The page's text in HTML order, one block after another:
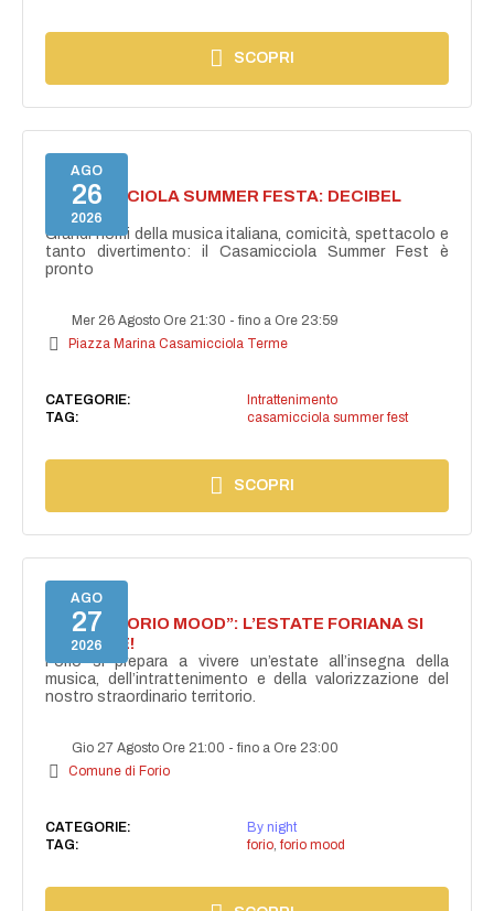
SCOPRI
AGO
26
2026
CASAMICCIOLA SUMMER FESTA: DECIBEL
BELLINI
Grandi nomi della musica italiana, comicità, spettacolo e
tanto divertimento: il Casamicciola Summer Fest è
pronto
Mer 26 Agosto Ore 21:30 -fino a Ore 23:59
Piazza Marina Casamicciola Terme
CATEGORIE:
Intrattenimento
TAG:
casamicciola summer fest
SCOPRI
AGO
27
2026
NASCE “FORIO MOOD”: L’ESTATE FORIANA SI
ACCENDE!
Forio si prepara a vivere un’estate all’insegna della
musica, dell’intrattenimento e della valorizzazione del
nostro straordinario territorio.
Gio 27 Agosto Ore 21:00 -fino a Ore 23:00
Comune di Forio
CATEGORIE:
By night
TAG:
forio, forio mood